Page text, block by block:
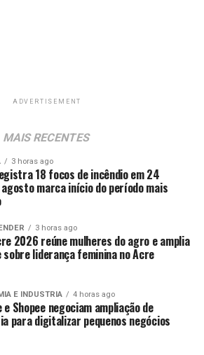
ADVERTISEMENT
MAIS RECENTES
3 horas ago
18 focos de incêndio em 24
marca início do período mais
3 horas ago
2026 reúne mulheres do agro e amplia
sobre liderança feminina no Acre
E INDUSTRIA 4 horas ago
e Shopee negociam ampliação de
para digitalizar pequenos negócios